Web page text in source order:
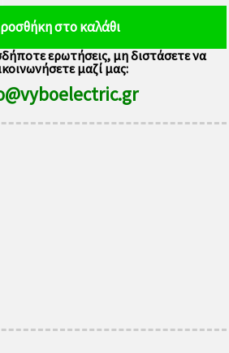
στο καλάθι
ερωτήσεις, μη διστάσετε να
μαζί μας: